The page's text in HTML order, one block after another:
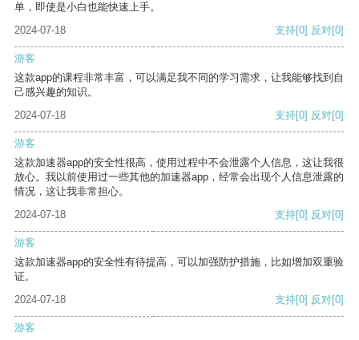
单，即使是小白也能快速上手。
2024-07-18
支持[0] 反对[0]
游客
这款app的课程非常丰富，可以满足我不同的学习需求，让我能够找到自
己感兴趣的知识。
2024-07-18
支持[0] 反对[0]
游客
这款加速器app的安全性很高，使用过程中不会泄露个人信息，这让我很
放心。我以前使用过一些其他的加速器app，经常会出现个人信息泄露的
情况，这让我非常担心。
2024-07-18
支持[0] 反对[0]
游客
这款加速器app的安全性有待提高，可以加强防护措施，比如增加双重验
证。
2024-07-18
支持[0] 反对[0]
游客